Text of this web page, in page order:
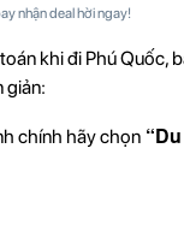
nhận deal hời ngay!
khi đi Phú Quốc,
giản:
chính hãy chọn